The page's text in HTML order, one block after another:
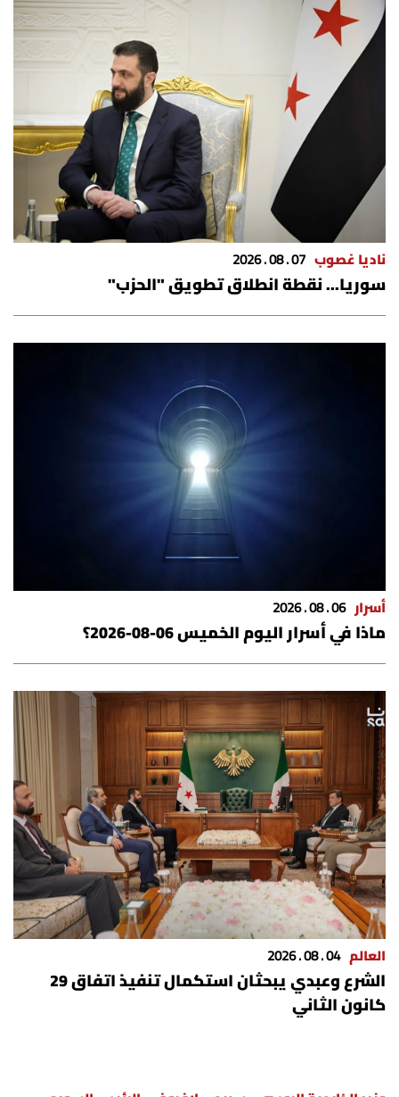
ثقافة وفنون
فصل من كتاب
اقرأ تضحك
سجالات
صحّة وصحن
الرياضة
حظّك اليوم
من نحن
للتواصل معنا
شروط الإشتراك
Digital solutions by
ناديا غصوب 07 . 08 . 2026
سوريا... نقطة انطلاق تطويق "الحزب"
أسرار 06 . 08 . 2026
ماذا في أسرار اليوم الخميس 06-08-2026؟
العالم 04 . 08 . 2026
الشرع وعبدي يبحثان استكمال تنفيذ اتفاق 29
كانون الثاني